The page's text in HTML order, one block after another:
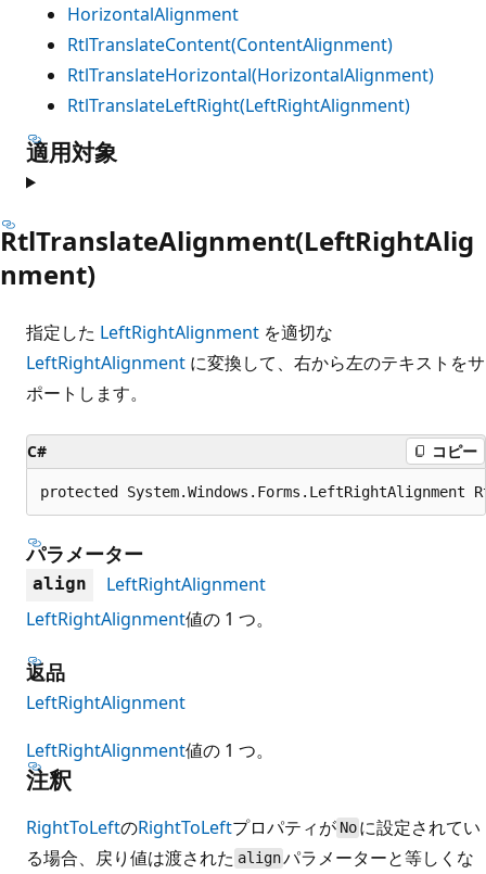
HorizontalAlignment
RtlTranslateContent(ContentAlignment)
RtlTranslateHorizontal(HorizontalAlignment)
RtlTranslateLeftRight(LeftRightAlignment)
適用対象
RtlTranslateAlignment(LeftRightAlig
nment)
指定した LeftRightAlignment を適切な
LeftRightAlignment に変換して、右から左のテキストをサ
ポートします。
C# コピー
protected
パラメーター
align
LeftRightAlignment
LeftRightAlignment値の 1 つ。
返品
LeftRightAlignment
LeftRightAlignment値の 1 つ。
注釈
RightToLeftのRightToLeftプロパティが No に設定されてい
る場合、戻り値は渡された alignパラメーターと等しくな